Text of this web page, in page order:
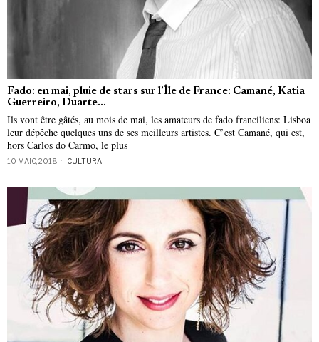
Fado: en mai, pluie de stars sur l’Île de France: Camané, Katia
Guerreiro, Duarte…
Ils vont être gâtés, au mois de mai, les amateurs de fado franciliens: Lisboa
leur dépêche quelques uns de ses meilleurs artistes. C’est Camané, qui est,
hors Carlos do Carmo, le plus
10 MAIO, 2018 CULTURA